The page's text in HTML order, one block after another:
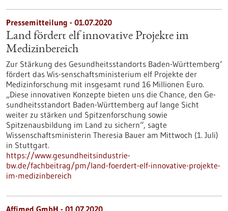
Pressemitteilung - 01.07.2020
Land fördert elf innovative Projekte im
Medizinbereich
Zur Stärkung des Gesundheitsstandorts Baden-Württemberg‘
fördert das Wis-senschaftsministerium elf Projekte der
Medizinforschung mit insgesamt rund 16 Millionen Euro.
„Diese innovativen Konzepte bieten uns die Chance, den Ge-
sundheitsstandort Baden-Württemberg auf lange Sicht
weiter zu stärken und Spitzenforschung sowie
Spitzenausbildung im Land zu sichern“, sagte
Wissenschaftsministerin Theresia Bauer am Mittwoch (1. Juli)
in Stuttgart.
https://www.gesundheitsindustrie-
bw.de/fachbeitrag/pm/land-foerdert-elf-innovative-projekte-
im-medizinbereich
Affimed GmbH - 01.07.2020